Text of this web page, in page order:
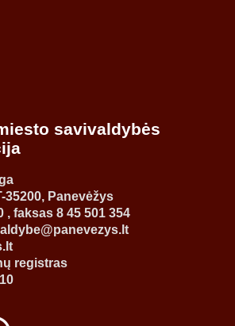
savivaldybės
35200, Panevėžys
, faksas 8 45 501 354
registras